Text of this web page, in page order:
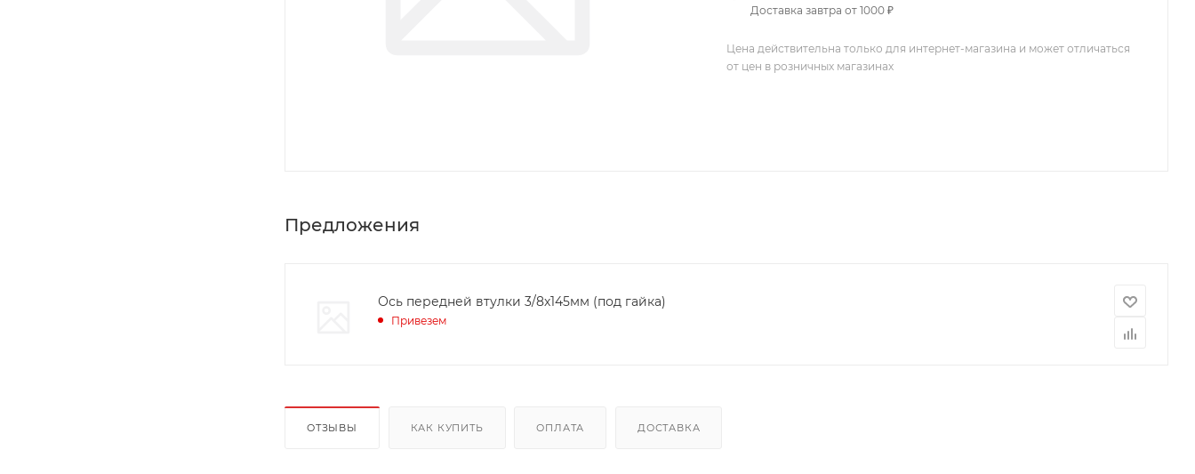
Доставка завтра от 1000 ₽
Цена действительна только для интернет-магазина и может отличаться
от цен в розничных магазинах
Предложения
Ось передней втулки 3/8х145мм (под гайка)
Привезем
ОТЗЫВЫ КАК КУПИТЬ ОПЛАТА ДОСТАВКА